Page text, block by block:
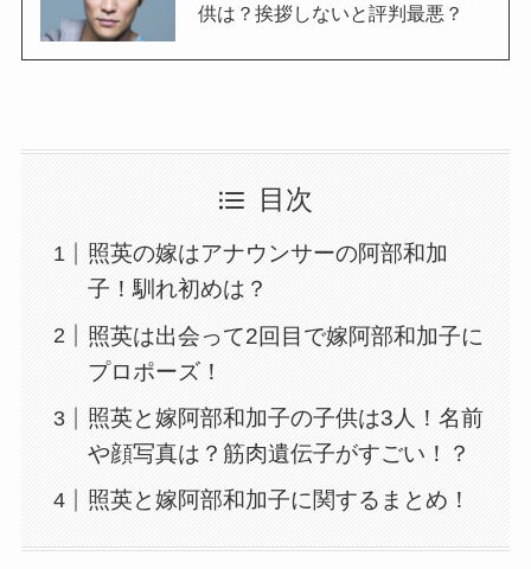
供は？挨拶しないと評判最悪？
目次
照英の嫁はアナウンサーの阿部和加
子！馴れ初めは？
照英は出会って2回目で嫁阿部和加子に
プロポーズ！
照英と嫁阿部和加子の子供は3人！名前
や顔写真は？筋肉遺伝子がすごい！？
照英と嫁阿部和加子に関するまとめ！